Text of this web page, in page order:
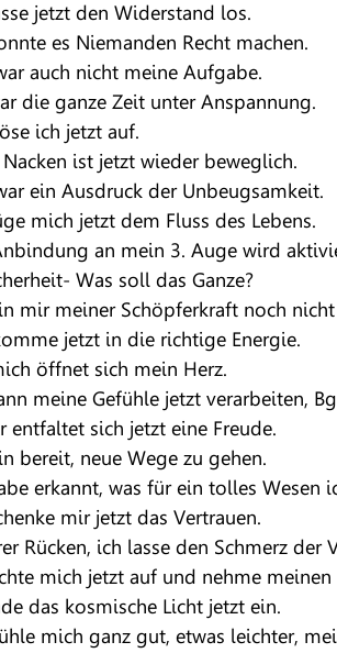
jetzt den Widerstand los.
es Niemanden Recht machen.
auch nicht meine Aufgabe.
die ganze Zeit unter Anspannung.
ich jetzt auf.
ist jetzt wieder beweglich.
ein Ausdruck der Unbeugsamkeit.
mich jetzt dem Fluss des Lebens.
an mein 3. Auge wird
Was soll das Ganze?
mir meiner Schöpferkraft noch
jetzt in die richtige Energie.
öffnet sich mein Herz.
meine Gefühle jetzt verarbeiten,
entfaltet sich jetzt eine Freude.
bereit, neue Wege zu gehen.
erkannt, was für ein tolles Wesen
mir jetzt das Vertrauen.
Rücken, ich lasse den Schmerz der
mich jetzt auf und nehme meinen
das kosmische Licht jetzt ein.
mich ganz gut, etwas leichter,